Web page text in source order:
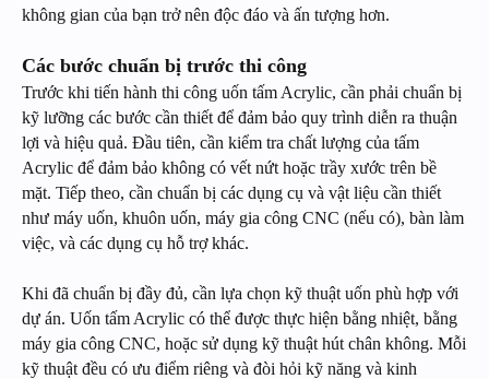
không gian của bạn trở nên độc đáo và ấn tượng hơn.
Các bước chuẩn bị trước thi công
Trước khi tiến hành thi công uốn tấm Acrylic, cần phải chuẩn bị
kỹ lưỡng các bước cần thiết để đảm bảo quy trình diễn ra thuận
lợi và hiệu quả. Đầu tiên, cần kiểm tra chất lượng của tấm
Acrylic để đảm bảo không có vết nứt hoặc trầy xước trên bề
mặt. Tiếp theo, cần chuẩn bị các dụng cụ và vật liệu cần thiết
như máy uốn, khuôn uốn, máy gia công CNC (nếu có), bàn làm
việc, và các dụng cụ hỗ trợ khác.
Khi đã chuẩn bị đầy đủ, cần lựa chọn kỹ thuật uốn phù hợp với
dự án. Uốn tấm Acrylic có thể được thực hiện bằng nhiệt, bằng
máy gia công CNC, hoặc sử dụng kỹ thuật hút chân không. Mỗi
kỹ thuật đều có ưu điểm riêng và đòi hỏi kỹ năng và kinh